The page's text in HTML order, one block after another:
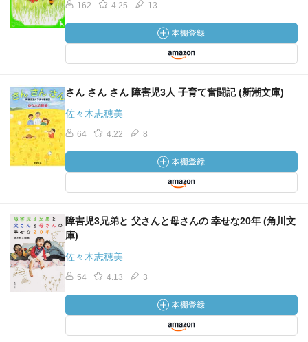
162 4.25 13
さん さん さん 障害児3人 子育て奮闘記 (新潮文庫)
佐々木志穂美
64 4.22 8
障害児3兄弟と 父さんと母さんの 幸せな20年 (角川文
庫)
佐々木志穂美
54 4.13 3